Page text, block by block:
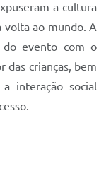
a cultura
volta ao mundo. A
do evento com o
das crianças, bem
interação social